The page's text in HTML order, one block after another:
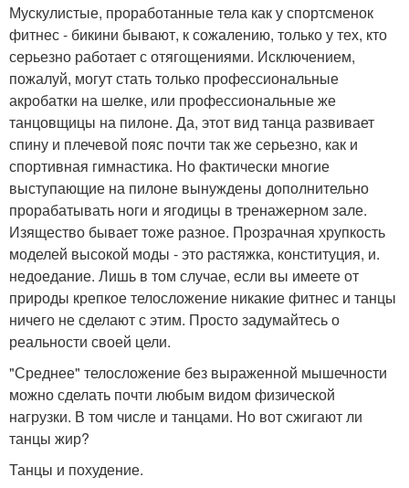
Мускулистые, проработанные тела как у спортсменок
фитнес - бикини бывают, к сожалению, только у тех, кто
серьезно работает с отягощениями. Исключением,
пожалуй, могут стать только профессиональные
акробатки на шелке, или профессиональные же
танцовщицы на пилоне. Да, этот вид танца развивает
спину и плечевой пояс почти так же серьезно, как и
спортивная гимнастика. Но фактически многие
выступающие на пилоне вынуждены дополнительно
прорабатывать ноги и ягодицы в тренажерном зале.
Изящество бывает тоже разное. Прозрачная хрупкость
моделей высокой моды - это растяжка, конституция, и.
недоедание. Лишь в том случае, если вы имеете от
природы крепкое телосложение никакие фитнес и танцы
ничего не сделают с этим. Просто задумайтесь о
реальности своей цели.
"Среднее" телосложение без выраженной мышечности
можно сделать почти любым видом физической
нагрузки. В том числе и танцами. Но вот сжигают ли
танцы жир?
Танцы и похудение.